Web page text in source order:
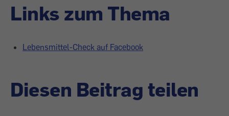
Links zum Thema
Lebensmittel-Check auf Facebook
Diesen Beitrag teilen